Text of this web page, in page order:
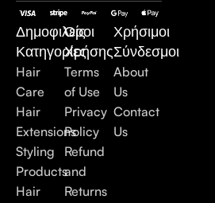
Δημοφιλείς
Κατηγορίες
Hair
Care
Hair
Extensions
Styling
Products
Hair
Όροι
Χρήσης
Terms
of Use
Privacy
Policy
Refund
and
Returns
Χρήσιμοι
Σύνδεσμοι
About
Us
Contact
Us